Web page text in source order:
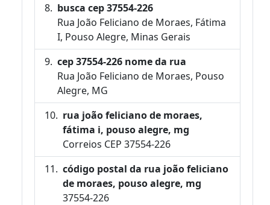
busca cep 37554-226
Rua João Feliciano de Moraes, Fátima
I, Pouso Alegre, Minas Gerais
cep 37554-226 nome da rua
Rua João Feliciano de Moraes, Pouso
Alegre, MG
rua joão feliciano de moraes,
fátima i, pouso alegre, mg
Correios CEP 37554-226
código postal da rua joão feliciano
de moraes, pouso alegre, mg
37554-226